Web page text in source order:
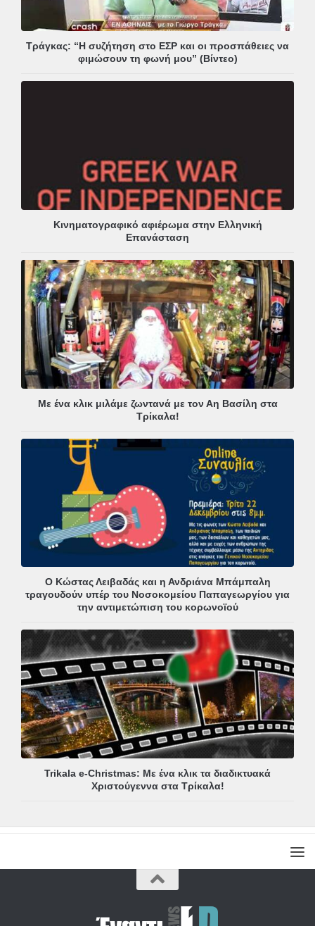
Τράγκας: “Η συζήτηση στο ΕΣΡ και οι προσπάθειες να
φιμώσουν τη φωνή μου” (Βίντεο)
Κινηματογραφικό αφιέρωμα στην Ελληνική
Επανάσταση
Με ένα κλικ μιλάμε ζωντανά με τον Αη Βασίλη στα
Τρίκαλα!
Ο Κώστας Λειβαδάς και η Ανδριάνα Μπάμπαλη
τραγουδούν υπέρ του Νοσοκομείου Παπαγεωργίου για
την αντιμετώπιση του κορωνοϊού
Trikala e-Christmas: Με ένα κλικ τα διαδικτυακά
Χριστούγεννα στα Τρίκαλα!